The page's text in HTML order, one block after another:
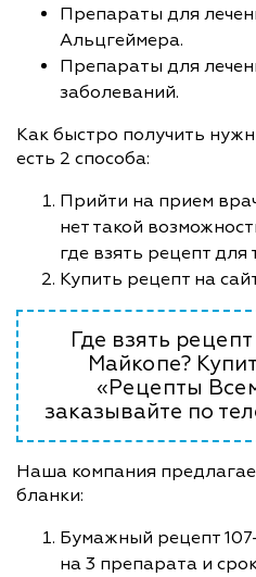
Препараты для
Альцгеймера.
Препараты для
заболеваний.
Как быстро получить
есть 2 способа:
Прийти на прием
нет такой
где взять рецепт для
Купить рецепт на
Где взять
Майкопе?
«Рецепты
заказывайте по
Наша компания
бланки:
Бумажный рецепт
на 3 препарата и